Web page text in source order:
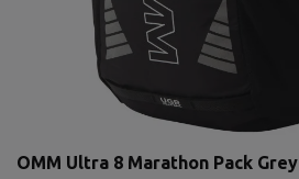
OMM Ultra 8 Marathon Pack Grey